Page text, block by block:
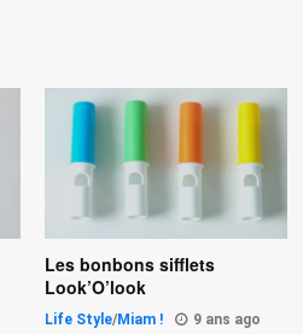
Les bonbons sifflets
Look’O’look
Life Style/Miam ! 9 ans ago